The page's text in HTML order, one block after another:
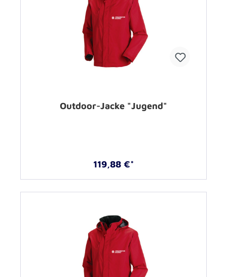
Outdoor-Jacke "Jugend"
119,88 €*